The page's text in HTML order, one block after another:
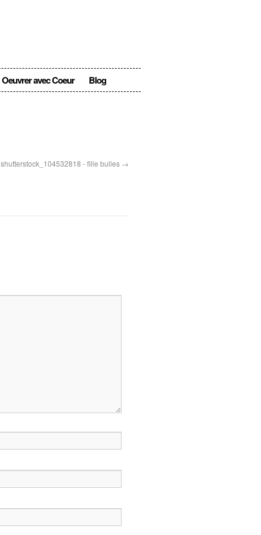
Oeuvrer avec Coeur Blog
shutterstock_104532818 - fille bulles